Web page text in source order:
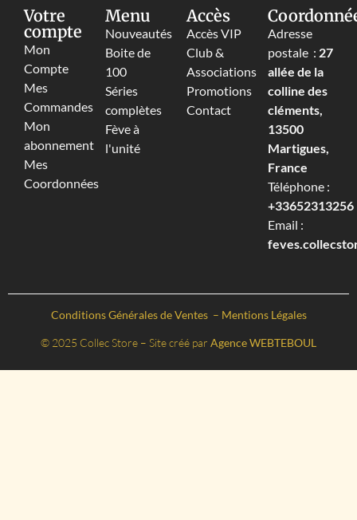
Votre
compte
Mon
Compte
Mes
Commandes
Mon
abonnement
Mes
Coordonnées
Menu
Nouveautés
Boite de
100
Séries
complètes
Fève à
l'unité
Accès
Accès VIP
Club &
Associations
Promotions
Contact
Adresse
postale : 27
allée de la
colline des
cléments,
13500
Martigues,
France
Téléphone :
+33652313256‬
Email :
Conditions Générales de Ventes – Mentions Légales
© 2025 Collec Store – Site créé par Agence WEBTEBOUL